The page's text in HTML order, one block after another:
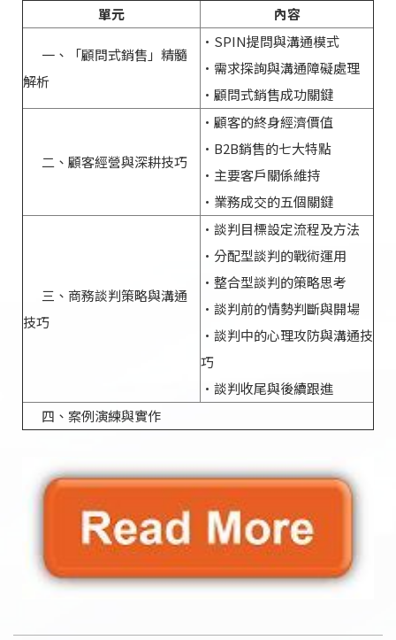
單元 內容
⼀、「顧問式銷售」精髓
解析
•SPIN提問與溝通模式
•需求探詢與溝通障礙處理
•顧問式銷售成功關鍵
二、顧客經營與深耕技巧
•顧客的終身經濟價值
•B2B銷售的七大特點
•主要客戶關係維持
•業務成交的五個關鍵
三、商務談判策略與溝通
技巧
•談判目標設定流程及方法
•分配型談判的戰術運用
•整合型談判的策略思考
•談判前的情勢判斷與開場
•談判中的心理攻防與溝通技
巧
•談判收尾與後續跟進
四、案例演練與實作